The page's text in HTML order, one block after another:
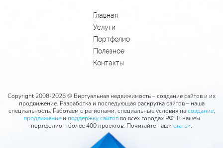
Главная
Услуги
Портфолио
Полезное
Контакты
Copyright 2008-2026 © Виртуальная недвижимость – создание сайтов и их
продвижение. Разработка и последующая раскрутка сайтов – наша
специальность. Работаем с регионами, специальные условия насоздание,
продвижениеи поддержку сайтовво всех городах РФ. В нашем
портфолио – более 400 проектов. Почитайте наши статьи.